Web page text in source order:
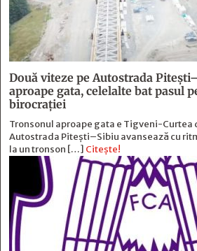
Două viteze pe Autostrada
aproape gata, celelalte bat pasul
birocraţiei
Tronsonul aproape gata e Tigveni-Curtea
Autostrada Pitești–Sibiu avansează cu
la un tronson […] Citește!